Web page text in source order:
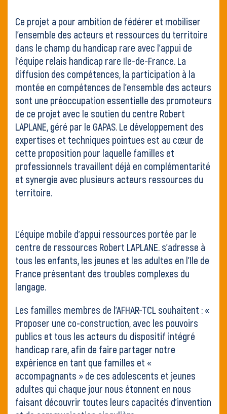
Ce projet a pour ambition de fédérer et mobiliser
l’ensemble des acteurs et ressources du territoire
dans le champ du handicap rare avec l’appui de
l’équipe relais handicap rare Ile-de-France. La
diffusion des compétences, la participation à la
montée en compétences de l’ensemble des acteurs
sont une préoccupation essentielle des promoteurs
de ce projet avec le soutien du centre Robert
LAPLANE, géré par le GAPAS. Le développement des
expertises et techniques pointues est au cœur de
cette proposition pour laquelle familles et
professionnels travaillent déjà en complémentarité
et synergie avec plusieurs acteurs ressources du
territoire.
L’équipe mobile d’appui ressources portée par le
centre de ressources Robert LAPLANE. s’adresse à
tous les enfants, les jeunes et les adultes en l’Ile de
France présentant des troubles complexes du
langage.
Les familles membres de l’AFHAR-TCL souhaitent : «
Proposer une co-construction, avec les pouvoirs
publics et tous les acteurs du dispositif intégré
handicap rare, afin de faire partager notre
expérience en tant que familles et «
accompagnants » de ces adolescents et jeunes
adultes qui chaque jour nous étonnent en nous
faisant découvrir toutes leurs capacités d’invention